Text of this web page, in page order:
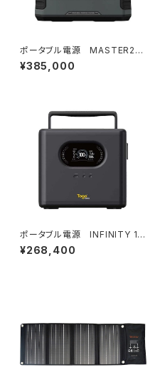
ポータブル電源 MASTER22
00(0000872)
¥385,000
ポータブル電源 INFINITY 18
00(0000873)
¥268,400